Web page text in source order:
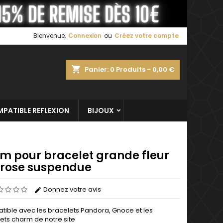
Bienvenue, Connexion ou Créez votre compte
shopping_cart Panier: 0 Produits - 0,00 €
REFLEXION BIJOUX
pour bracelet grande fleur
suspendue
Donnez votre avis
avec les bracelets Pandora, Gnoce et les
charm de notre site